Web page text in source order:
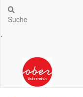
Suche
.